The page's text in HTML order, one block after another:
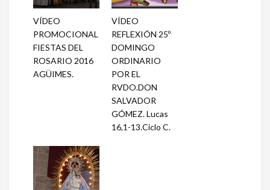
VÍDEO
PROMOCIONAL
FIESTAS DEL
ROSARIO 2016
AGÜIMES.
VÍDEO
REFLEXIÓN 25º
DOMINGO
ORDINARIO
POR EL
RVDO.DON
SALVADOR
GÓMEZ. Lucas
16,1-13.Ciclo C.